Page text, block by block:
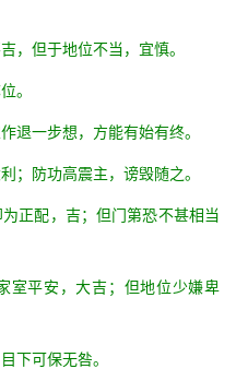
，但于地位不当，宜慎。
。
退一步想，方能有始有终。
；防功高震主，谤毁随之。
正配，吉；但门第恐不甚相当
平安，大吉；但地位少嫌卑
下可保无咎。